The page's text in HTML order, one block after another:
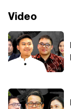
Video